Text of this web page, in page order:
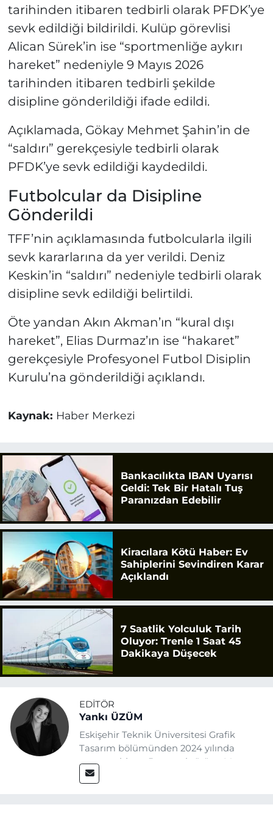
tarihinden itibaren tedbirli olarak PFDK’ye
sevk edildiği bildirildi. Kulüp görevlisi
Alican Sürek’in ise “sportmenliğe aykırı
hareket” nedeniyle 9 Mayıs 2026
tarihinden itibaren tedbirli şekilde
disipline gönderildiği ifade edildi.
Açıklamada, Gökay Mehmet Şahin’in de
“saldırı” gerekçesiyle tedbirli olarak
PFDK’ye sevk edildiği kaydedildi.
Futbolcular da Disipline
Gönderildi
TFF’nin açıklamasında futbolcularla ilgili
sevk kararlarına da yer verildi. Deniz
Keskin’in “saldırı” nedeniyle tedbirli olarak
disipline sevk edildiği belirtildi.
Öte yandan Akın Akman’ın “kural dışı
hareket”, Elias Durmaz’ın ise “hakaret”
gerekçesiyle Profesyonel Futbol Disiplin
Kurulu’na gönderildiği açıklandı.
Kaynak: Haber Merkezi
Bankacılıkta IBAN Uyarısı
Geldi: Tek Bir Hatalı Tuş
Paranızdan Edebilir
Kiracılara Kötü Haber: Ev
Sahiplerini Sevindiren Karar
Açıklandı
7 Saatlik Yolculuk Tarih
Oluyor: Trenle 1 Saat 45
Dakikaya Düşecek
EDITÖR
Yankı ÜZÜM
Eskişehir Teknik Üniversitesi Grafik
Tasarım bölümünden 2024 yılında
mezun oldum. Basın sektörüne Mayıs
2025’te Eskişehir Haber Ajansı ile adım